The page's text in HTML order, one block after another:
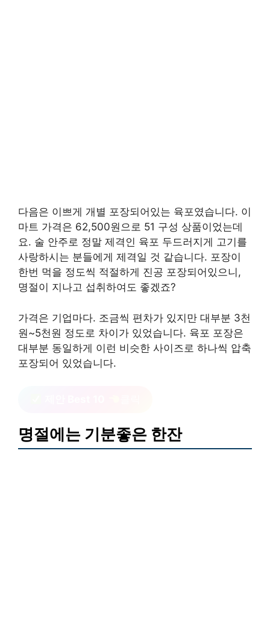
다음은 이쁘게 개별 포장되어있는 육포였습니다. 이
마트 가격은 62,500원으로 51 구성 상품이었는데
요. 술 안주로 정말 제격인 육포 두드러지게 고기를
사랑하시는 분들에게 제격일 것 같습니다. 포장이
한번 먹을 정도씩 적절하게 진공 포장되어있으니,
명절이 지나고 섭취하여도 좋겠죠?
가격은 기업마다. 조금씩 편차가 있지만 대부분 3천
원~5천원 정도로 차이가 있었습니다. 육포 포장은
대부분 동일하게 이런 비슷한 사이즈로 하나씩 압축
포장되어 있었습니다.
명절에는 기분좋은 한잔